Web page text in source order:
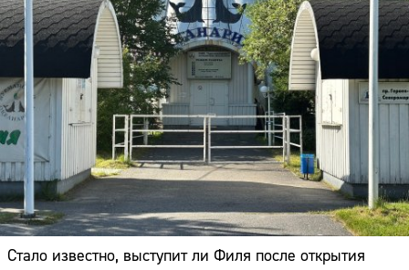
Стало известно, выступит ли Филя после открытия